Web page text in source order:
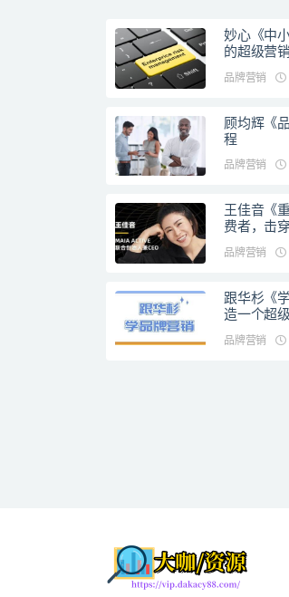
妙心《中
的超级营
品牌营销
顾均辉《
程
品牌营销
王佳音《
费者，击
品牌营销
跟华杉《
造一个超
品牌营销